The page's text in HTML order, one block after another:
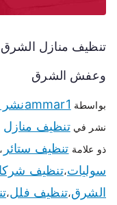
وعفش الشرق
بواسطة ammar1
نشر فيتنظيف منازل
ذو علامة تنظيف ستائر ،
سوليات،تنظيف
الشرق،تنظيف فلل،